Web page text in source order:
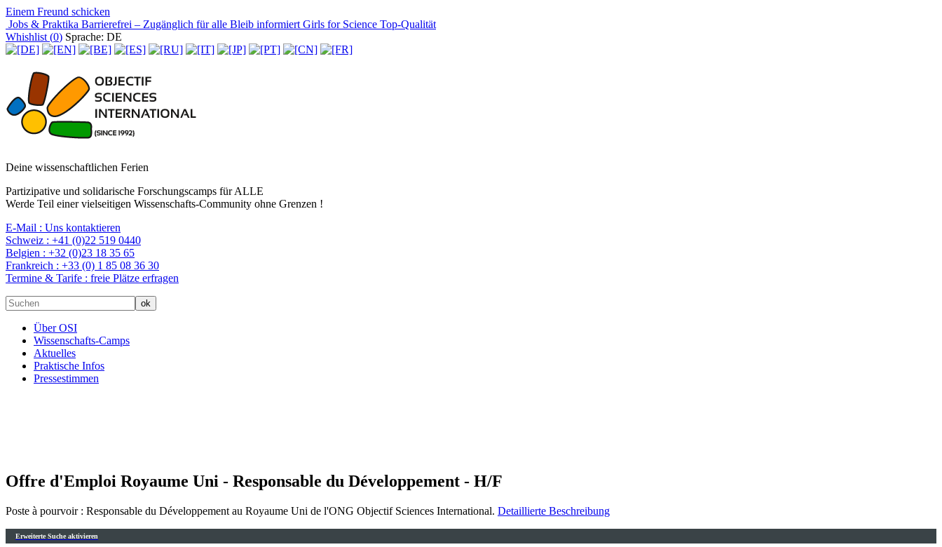
Einem Freund schicken
Jobs & Praktika Barrierefrei – Zugänglich für alle Bleib informiert Girls for Science Top-Qualität
Whishlist (0) Sprache: DE
Deine wissenschaftlichen Ferien
Partizipative und solidarische Forschungscamps für ALLE
Werde Teil einer vielseitigen Wissenschafts-Community ohne Grenzen !
E-Mail : Uns kontaktieren
Schweiz : +41 (0)22 519 0440
Belgien : +32 (0)23 18 35 65
Frankreich : +33 (0) 1 85 08 36 30
Termine & Tarife : freie Plätze erfragen
Über OSI
Wissenschafts-Camps
Aktuelles
Praktische Infos
Pressestimmen
Offre d'Emploi Royaume Uni - Responsable du Développement - H/F
Poste à pourvoir : Responsable du Développement au Royaume Uni de l'ONG Objectif Sciences International. Detaillierte Beschreibung
Erweiterte Suche aktivieren